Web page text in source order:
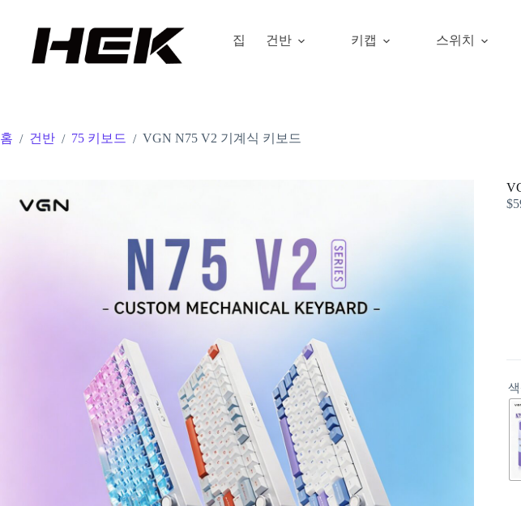
집 건반 키캡 스위치
홈 / 건반 / 75 키보드 / VGN N75 V2 기계식 키보드
$